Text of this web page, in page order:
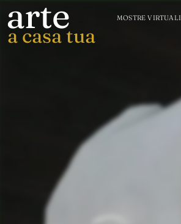
arte
a casa tua
MOSTRE VIRTUALI